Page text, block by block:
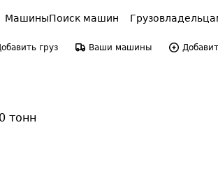
МашиныПоиск машин
груз Ваши машины
тонн